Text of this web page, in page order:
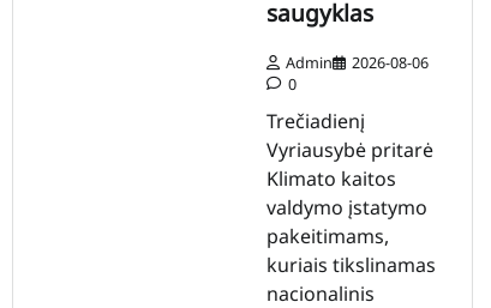
saugyklas
Admin
2026-08-06
0
Trečiadienį
Vyriausybė pritarė
Klimato kaitos
valdymo įstatymo
pakeitimams,
kuriais tikslinamas
nacionalinis